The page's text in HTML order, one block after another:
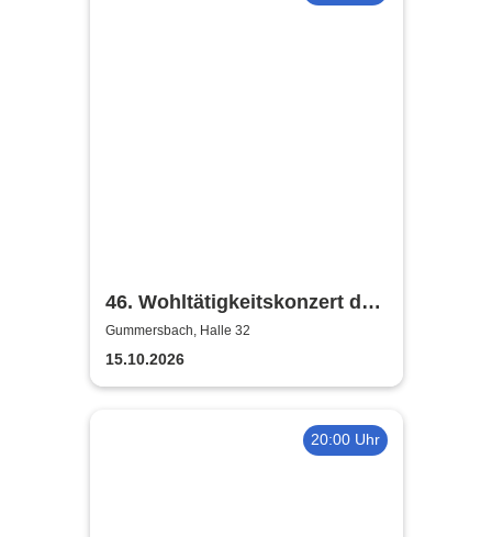
46. Wohltätigkeitskonzert des
Musikkorps der Bundeswehr
Gummersbach, Halle 32
15.10.2026
20:00 Uhr